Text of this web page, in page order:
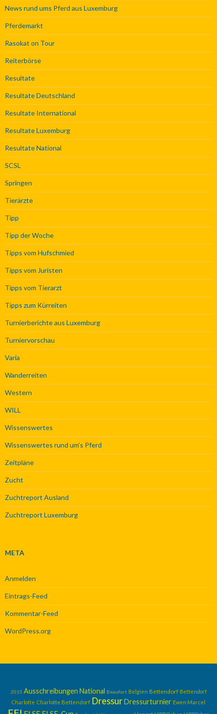
News rund ums Pferd aus Luxemburg
Pferdemarkt
Rasokat on Tour
Reiterbörse
Resultate
Resultate Deutschland
Resultate International
Resultate Luxemburg
Resultate National
SCSL
Springen
Tierärzte
Tipp
Tipp der Woche
Tipps vom Hufschmied
Tipps vom Juristen
Tipps vom Tierarzt
Tipps zum Kürreiten
Turnierberichte aus Luxemburg
Turniervorschau
Varia
Wanderreiten
Western
WILL
Wissenswertes
Wissenswertes rund um's Pferd
Zeitpläne
Zucht
Zuchtreport Ausland
Zuchtreport Luxemburg
META
Anmelden
Eintrags-Feed
Kommentar-Feed
WordPress.org
2015 Ausschreibungen National Beaufort Belgien Bettendorf Bettendorf
Charlotte Charlotte Bettendorf DressurDressurturnier Ewen Marcel